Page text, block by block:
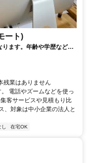
ート)
ります。年齢や学歴など問
残業はありません
電話やズームなどを使っ
客サービスや見積もり比
、対象は中小企業の法人と
し 在宅OK